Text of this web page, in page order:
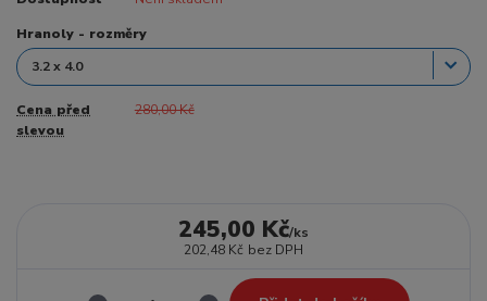
Hranoly - rozměry
Cena před
slevou
280,00 Kč
245,00 Kč/ks
202,48 Kč bez DPH